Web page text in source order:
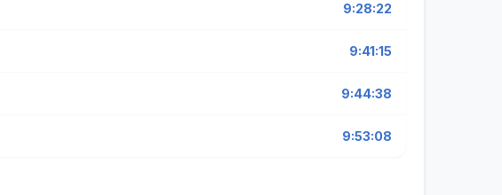
9:28:22
9:41:15
9:44:38
9:53:08